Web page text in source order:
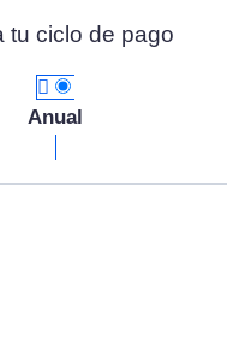
tu ciclo de pago
Anual